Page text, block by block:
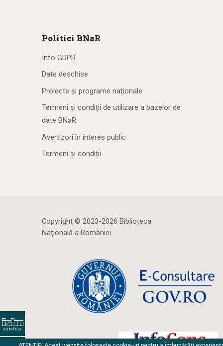
Politici BNaR
Info GDPR
Date deschise
Proiecte și programe naționale
Termeni și condiții de utilizare a bazelor de
date BNaR
Avertizori în interes public
Termeni și condiții
Copyright © 2023-2026 Biblioteca
Naţională a României